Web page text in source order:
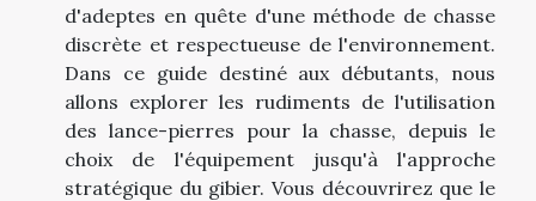
d'adeptes en quête d'une méthode de chasse
discrète et respectueuse de l'environnement.
Dans ce guide destiné aux débutants, nous
allons explorer les rudiments de l'utilisation
des lance-pierres pour la chasse, depuis le
choix de l'équipement jusqu'à l'approche
stratégique du gibier. Vous découvrirez que le